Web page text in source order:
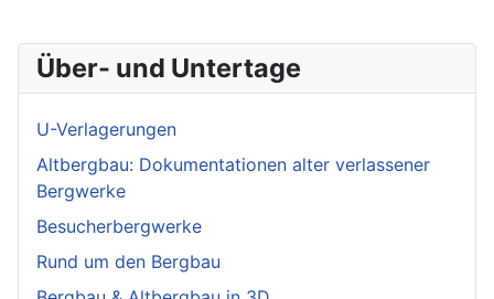
Über- und Untertage
U-Verlagerungen
Altbergbau: Dokumentationen alter verlassener
Bergwerke
Besucherbergwerke
Rund um den Bergbau